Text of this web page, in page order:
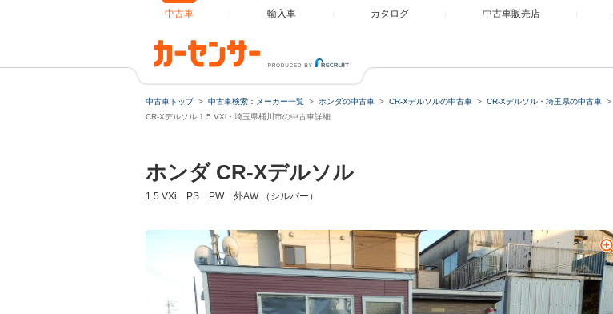
中古車 輸入車 カタログ 中古車販売店
中古車トップ 中古車検索：メーカー一覧 ホンダの中古車 CR-Xデルソルの中古車 CR-Xデルソル・埼玉県の中古車
CR-Xデルソル 1.5 VXi・埼玉県桶川市の中古車詳細
ホンダ CR-Xデルソル
1.5 VXi PS PW 外AW （シルバー）
ローンシミュレーター
ローン種類
借入額